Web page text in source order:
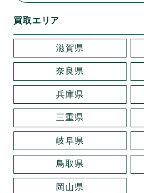
買取エリア
滋賀県
奈良県
兵庫県
三重県
岐阜県
鳥取県
岡山県